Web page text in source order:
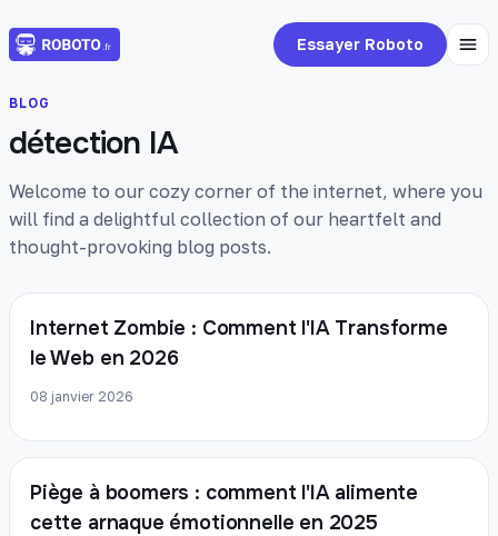
Essayer Roboto
BLOG
détection IA
Welcome to our cozy corner of the internet, where you
will find a delightful collection of our heartfelt and
thought-provoking blog posts.
Internet Zombie : Comment l'IA Transforme
le Web en 2026
08 janvier 2026
Piège à boomers : comment l'IA alimente
cette arnaque émotionnelle en 2025